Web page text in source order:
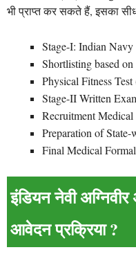
भी प्राप्त कर सकते हैं, इसका
Stage-I: Indian
Shortlisting based
Physical Fitness
Stage-II Written
Recruitment
Preparation of
Final Medical
इंडियन नेवी
आवेदन प्रक्रिया ?